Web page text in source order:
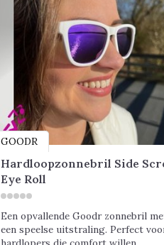
GOODR
Hardloopzonnebril Side
Eye Roll
Een opvallende Goodr zonnebril
een speelse uitstraling. Perfect